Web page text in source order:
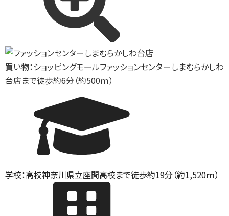
買い物：ショッピングモールファッションセンターしまむらかしわ
台店まで徒歩約6分（約500ｍ）
学校：高校神奈川県立座間高校まで徒歩約19分（約1,520ｍ）